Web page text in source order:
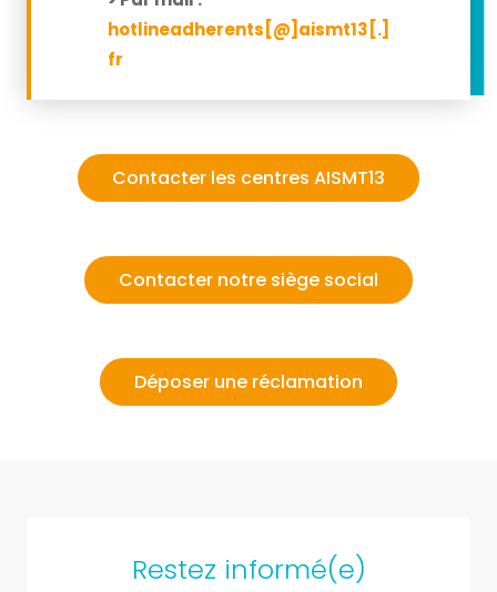
hotlineadherents[@]aismt13[.]
fr
Contacter les centres AISMT13
Contacter notre siège social
Déposer une réclamation
Restez informé(e)